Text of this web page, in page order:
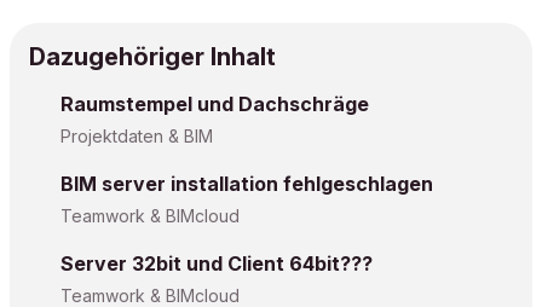
Dazugehöriger Inhalt
Raumstempel und Dachschräge
Projektdaten & BIM
BIM server installation fehlgeschlagen
Teamwork & BIMcloud
Server 32bit und Client 64bit???
Teamwork & BIMcloud